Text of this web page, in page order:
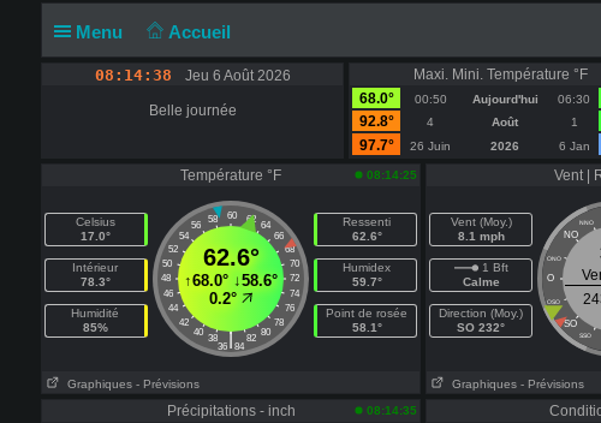
Menu Accueil
08:14:38 Jeu 6 Août 2026
Belle journée
Maxi. Mini. Température °F
68.0°
00:50 Aujourd'hui 06:30
92.8°
4 Août 1
97.7°
26 Juin 2026 6 Jan
Température °F 08:14:25
Celsius
17.0°
Intérieur
78.3°
Humidité
85%
60
58 62
56
64
54
66
52
68
50
70
48
72
46
74
44
76
42
78
40
80
38 82
|
36 84
62.6°
↑68.0° ↓58.6°
0.2°
Ressenti
62.6°
Humidex
59.7°
Point de rosée
58.1°
Graphiques - Prévisions
Vent |
Vent (Moy.)
8.1 mph
1 Bft
Calme
Direction (Moy.)
SO 232°
NNO
NO
ONO
O
OSO
SO
SSO
Graphiques - Prévisions
Précipitations - inch 08:14:35